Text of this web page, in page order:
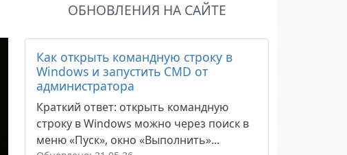
ОБНОВЛЕНИЯ НА САЙТЕ
Как открыть командную строку в
Windows и запустить CMD от
администратора
Краткий ответ: открыть командную
строку в Windows можно через поиск в
меню «Пуск», окно «Выполнить»...